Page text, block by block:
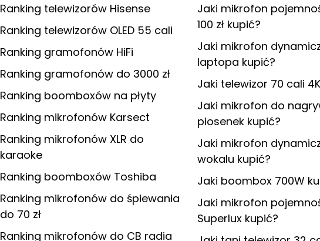
Ranking telewizorów Hisense
Ranking telewizorów OLED 55 cali
Ranking gramofonów HiFi
Ranking gramofonów do 3000 zł
Ranking boomboxów na płyty
Ranking mikrofonów Karsect
Ranking mikrofonów XLR do
karaoke
Ranking boomboxów Toshiba
Ranking mikrofonów do śpiewania
do 70 zł
Ranking mikrofonów do CB radia
Jaki mikrofon
100 zł kupić?
Jaki mikrofon
laptopa kupić?
Jaki telewizor 70 cali
Jaki mikrofon do
piosenek kupić?
Jaki mikrofon
wokalu kupić?
Jaki boombox 700W
Jaki mikrofon
Superlux kupić?